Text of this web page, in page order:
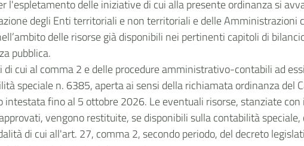
l'espletamento delle iniziative di cui alla presente ordinanza si
degli Enti territoriali e non territoriali e delle Amministrazioni
delle risorse già disponibili nei pertinenti capitoli di
pubblica.
cui al comma 2 e delle procedure amministrativo-contabili ad
speciale n. 6385, aperta ai sensi della richiamata ordinanza del
fino al 5 ottobre 2026. Le eventuali risorse, stanziate
vengono restituite, se disponibili sulla contabilità
di cui all'art. 27, comma 2, secondo periodo, del decreto